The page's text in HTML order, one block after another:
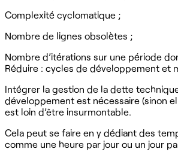
Complexité cyclomatique ;
Nombre de lignes obsolètes ;
Nombre d’itérations sur une période
Réduire : cycles de développement et
Intégrer la gestion de la dette
développement est nécessaire (sinon
est loin d’être insurmontable.
Cela peut se faire en y dédiant des
comme une heure par jour ou un jour